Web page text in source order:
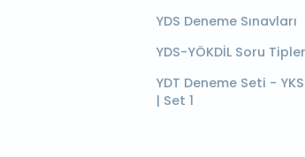
YDS Deneme Sınavları
YDS-YÖKDİL Soru
YDT Deneme Seti -
| Set 1